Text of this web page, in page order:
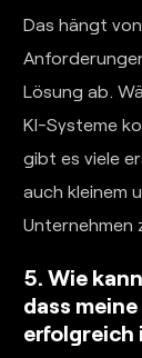
Das hängt
Lösung ab.
KI-Systeme
gibt es viele
auch kleinem
Unternehmen
5. Wie
dass
erfolgreich